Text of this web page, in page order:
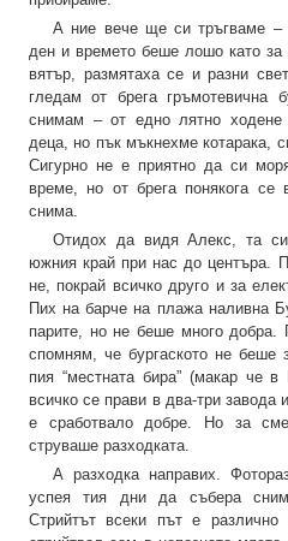
А ние вече ще си тръгваме –
ден и времето беше лошо като
вятър, размятаха се и разни
гледам от брега
снимам – от едно лятно
деца, но пък мъкнехме котарака,
Сигурно не е приятно да си
време, но от брега понякога
снима.
Отидох да видя Алекс, та
южния край при нас до центъра.
не, покрай всичко друго и за
Пих на барче на плажа наливна
парите, но не беше много добра.
спомням, че бургаското не беше
пия “местната бира” (макар че
всичко се прави в два-три завода
е сработвало добре. Но за
струваше разходката.
А разходка направих.
успея тия дни да събера
Стрийтът всеки път е